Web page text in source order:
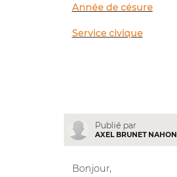
Année de césure
Service civique
Publié par
AXEL BRUNET NAHON
Bonjour,